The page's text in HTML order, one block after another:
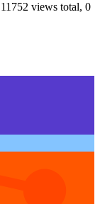
views total, 0